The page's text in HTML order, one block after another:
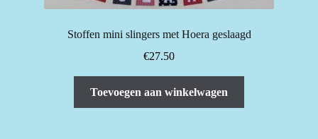
Stoffen mini slingers met Hoera geslaagd
€27.50
Toevoegen aan winkelwagen